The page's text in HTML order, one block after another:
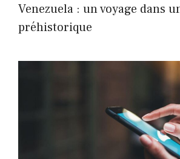
Venezuela : un voyage dans
préhistorique